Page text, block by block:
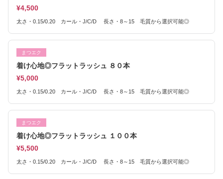
¥4,500
太さ・0.15/0.20 カール・J/C/D 長さ・8～15 毛質から選択可能◎
まつエク
着け心地◎フラットラッシュ ８０本
¥5,000
太さ・0.15/0.20 カール・J/C/D 長さ・8～15 毛質から選択可能◎
まつエク
着け心地◎フラットラッシュ １００本
¥5,500
太さ・0.15/0.20 カール・J/C/D 長さ・8～15 毛質から選択可能◎